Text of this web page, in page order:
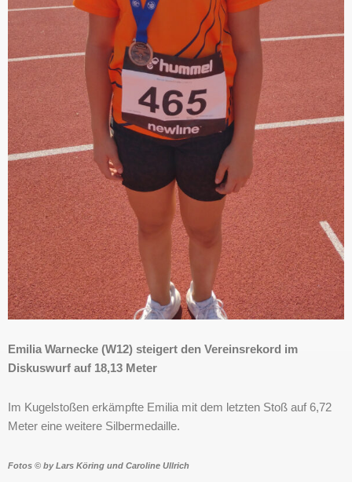
Emilia Warnecke (W12) steigert den Vereinsrekord im
Diskuswurf auf 18,13 Meter
Im Kugelstoßen erkämpfte Emilia mit dem letzten Stoß auf 6,72
Meter eine weitere Silbermedaille.
Fotos © by Lars Köring und Caroline Ullrich